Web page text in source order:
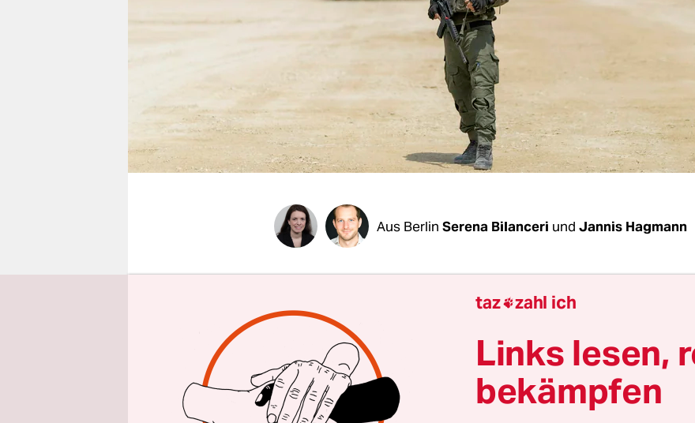
veranstaltungen
unterstützen
abo
genossenschaft
Aus Berlin Serena Bilanceri und Jannis Hagmann
Optimismus der vergangenen Tage
dass es zu einem Übereinkommen kommt, das die
israelischen Geiseln und einen Waffenstillstand im
beinhaltet. Ein israelischer Vorschlag liegt seit Tagen auf
eine Antwort stand am Donnerstagnachmittag noch aus.
zuvor hatte ein hochrangiges Hamas-Mitglied ihn jedoch
taz zahl ich
Links lesen,
bekämpfen